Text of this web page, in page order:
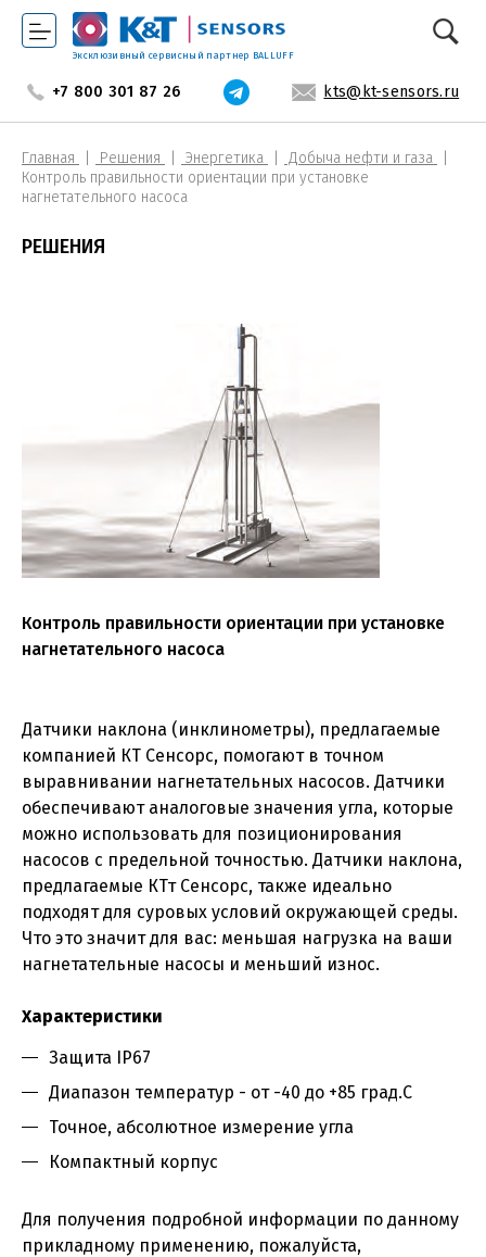
Эксклюзивный сервисный партнер BALLUFF
+7 800 301 87 26 kts@kt-sensors.ru
Главная Решения Энергетика
Добыча нефти и газа
Контроль правильности ориентации при установке
нагнетательного насоса
РЕШЕНИЯ
Контроль правильности ориентации при установке
нагнетательного насоса
Датчики наклона (инклинометры), предлагаемые
компанией КТ Сенсорс, помогают в точном
выравнивании нагнетательных насосов. Датчики
обеспечивают аналоговые значения угла, которые
можно использовать для позиционирования
насосов с предельной точностью. Датчики наклона,
предлагаемые КТт Сенсорс, также идеально
подходят для суровых условий окружающей среды.
Что это значит для вас: меньшая нагрузка на ваши
нагнетательные насосы и меньший износ.
Характеристики
Защита IP67
Диапазон температур - от -40 до +85 град.С
Точное, абсолютное измерение угла
Компактный корпус
Для получения подробной информации по данному
прикладному применению, пожалуйста,